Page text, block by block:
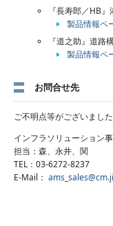
『長寿郎／HB
製品情報ペ
『道之助』道路
製品情報ペ
お問合せ先
ご不明点等がございまし
インフラソリューション
担当：森、永井、関
TEL：03-6272-8237
E-Mail：